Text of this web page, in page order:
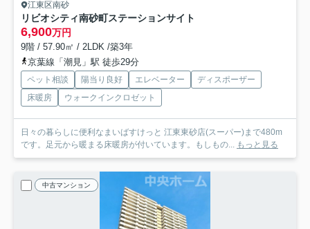
江東区南砂
リビオシティ南砂町ステーションサイト
6,900万円
9階 / 57.90㎡ / 2LDK /築3年
京葉線「潮見」駅 徒歩29分
ペット相談 陽当り良好 エレベーター
ディスポーザー
床暖房
ウォークインクロゼット
日々の暮らしに便利なまいばすけっと 江東東砂店(スーパー)まで480m
です。足元から暖まる床暖房が付いています。もしもの... もっと見る
中古マンション